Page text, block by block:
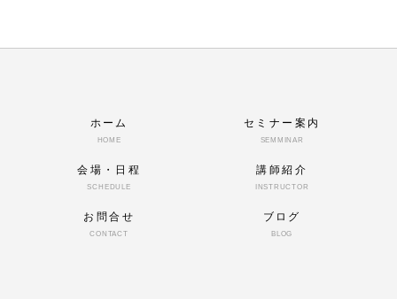
ホーム
HOME
セミナー案内
SEMMINAR
会場・日程
SCHEDULE
講師紹介
INSTRUCTOR
お問合せ
CONTACT
ブログ
BLOG